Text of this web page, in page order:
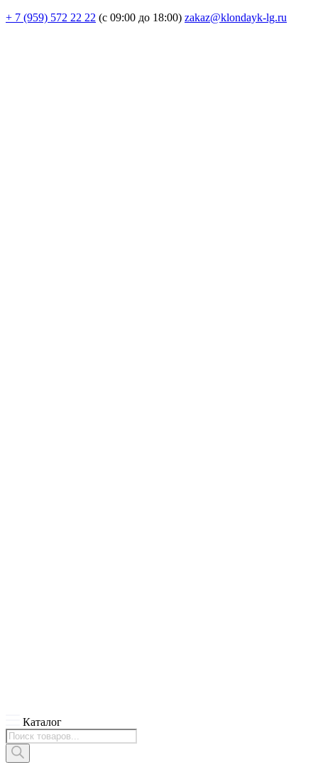
+ 7 (959) 572 22 22 (с 09:00 до 18:00) zakaz@klondayk-lg.ru
Каталог
Поиск
товаров